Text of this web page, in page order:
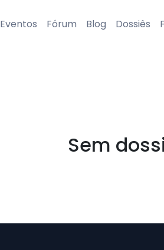
Eventos Fórum Blog Dossiês
Sem